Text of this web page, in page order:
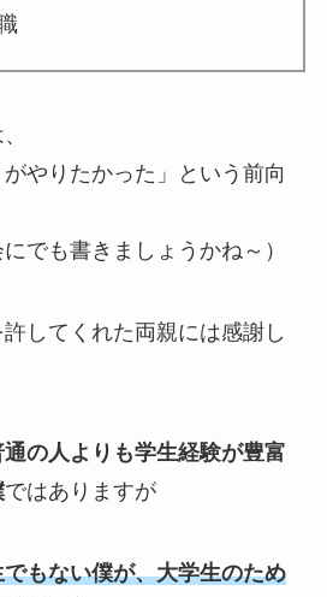
がやりたかった」という前向
でも書きましょうかね～）
してくれた両親には感謝し
通の人よりも学生経験が豊富
ではありますが
もない僕が、大学生のため